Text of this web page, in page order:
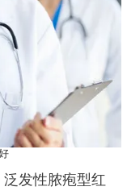
发性脓疱型红